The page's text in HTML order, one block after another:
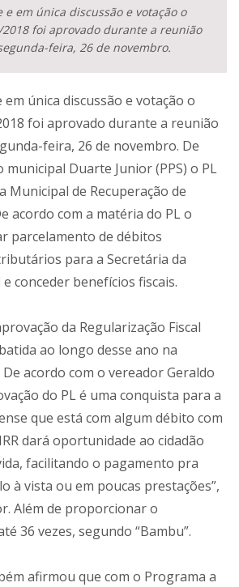
em única discussão e votação o
2018 foi aprovado durante a reunião
feira, 26 de novembro.
única discussão e votação o
foi aprovado durante a reunião
feira, 26 de novembro. De
Duarte Junior (PPS) o PL
Municipal de Recuperação de
acordo com a matéria do PL o
parcelamento de débitos
para a Secretária da
conceder benefícios fiscais.
da Regularização Fiscal
ao longo desse ano na
acordo com o vereador Geraldo
do PL é uma conquista para a
que está com algum débito com
dará oportunidade ao cidadão
facilitando o pagamento pra
à vista ou em poucas prestações”,
Além de proporcionar o
36 vezes, segundo “Bambu”.
afirmou que com o Programa a